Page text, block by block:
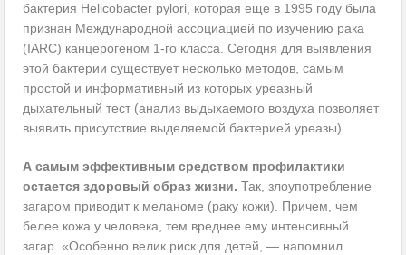
бактерия Helicobacter pylori, которая еще в 1995 году была
признан Международной ассоциацией по изучению рака
(IARC) канцерогеном 1-го класса. Сегодня для выявления
этой бактерии существует несколько методов, самым
простой и информативный из которых уреазный
дыхательный тест (анализ выдыхаемого воздуха позволяет
выявить присутствие выделяемой бактерией уреазы).
А самым эффективным средством профилактики
остается здоровый образ жизни. Так, злоупотребление
загаром приводит к меланоме (раку кожи). Причем, чем
белее кожа у человека, тем вреднее ему интенсивный
загар. «Особенно велик риск для детей, — напомнил